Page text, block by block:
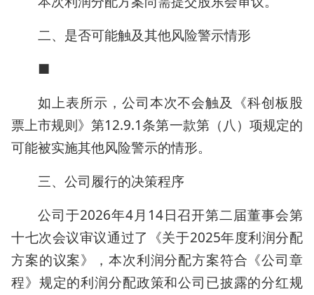
二、是否可能触及其他风险警示情形
■
如上表所示，公司本次不会触及《科创板股
票上市规则》第12.9.1条第一款第（八）项规定的
可能被实施其他风险警示的情形。
三、公司履行的决策程序
公司于2026年4月14日召开第二届董事会第
十七次会议审议通过了《关于2025年度利润分配
方案的议案》，本次利润分配方案符合《公司章
程》规定的利润分配政策和公司已披露的分红规